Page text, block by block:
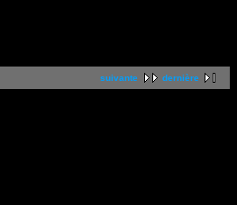
suivante dernière